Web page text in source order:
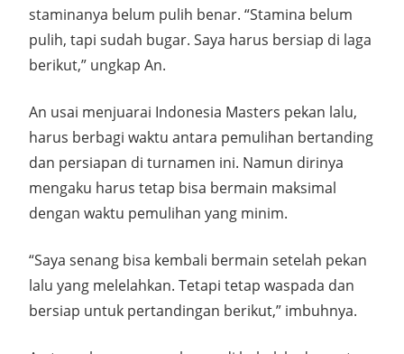
staminanya belum pulih benar. “Stamina belum
pulih, tapi sudah bugar. Saya harus bersiap di laga
berikut,” ungkap An.
An usai menjuarai Indonesia Masters pekan lalu,
harus berbagi waktu antara pemulihan bertanding
dan persiapan di turnamen ini. Namun dirinya
mengaku harus tetap bisa bermain maksimal
dengan waktu pemulihan yang minim.
“Saya senang bisa kembali bermain setelah pekan
lalu yang melelahkan. Tetapi tetap waspada dan
bersiap untuk pertandingan berikut,” imbuhnya.